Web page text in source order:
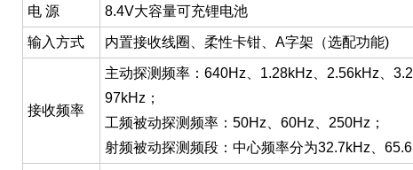
电 源 8.4V大容量可充锂电池
输入方式 内置接收线圈、柔性卡钳、A字架（选配功能)
接收频率
主动探测频率：640Hz、1.28kHz、2.56kHz、
97kHz；
工频被动探测频率：50Hz、60Hz、250Hz；
射频被动探测频段：中心频率分为32.7kHz、